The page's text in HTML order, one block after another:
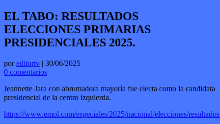
EL TABO: RESULTADOS
ELECCIONES PRIMARIAS
PRESIDENCIALES 2025.
poreditortv | 30/06/2025
0 comentarios
Jeannette Jara con abrumadora mayoría fue electa como la candidata
presidencial de la centro izquierda.
https://www.emol.com/especiales/2025/nacional/elecciones/